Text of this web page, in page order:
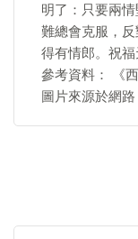
明了：只要兩
難總會克服，
得有情郎。祝福
參考資料： 《西
圖片來源於網